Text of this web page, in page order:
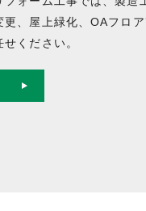
更、屋上緑化、OAフロ
ください。